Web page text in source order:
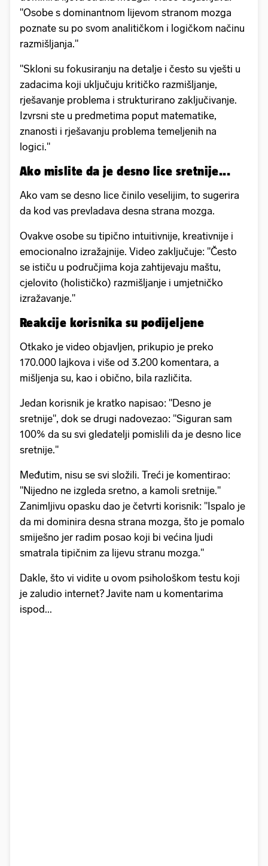
"Osobe s dominantnom lijevom stranom mozga
poznate su po svom analitičkom i logičkom načinu
razmišljanja."
"Skloni su fokusiranju na detalje i često su vješti u
zadacima koji uključuju kritičko razmišljanje,
rješavanje problema i strukturirano zaključivanje.
Izvrsni ste u predmetima poput matematike,
znanosti i rješavanju problema temeljenih na
logici."
Ako mislite da je desno lice sretnije...
Ako vam se desno lice činilo veselijim, to sugerira
da kod vas prevladava desna strana mozga.
Ovakve osobe su tipično intuitivnije, kreativnije i
emocionalno izražajnije. Video zaključuje: "Često
se ističu u područjima koja zahtijevaju maštu,
cjelovito (holističko) razmišljanje i umjetničko
izražavanje."
Reakcije korisnika su podijeljene
Otkako je video objavljen, prikupio je preko
170.000 lajkova i više od 3.200 komentara, a
mišljenja su, kao i obično, bila različita.
Jedan korisnik je kratko napisao: "Desno je
sretnije", dok se drugi nadovezao: "Siguran sam
100% da su svi gledatelji pomislili da je desno lice
sretnije."
Međutim, nisu se svi složili. Treći je komentirao:
"Nijedno ne izgleda sretno, a kamoli sretnije."
Zanimljivu opasku dao je četvrti korisnik: "Ispalo je
da mi dominira desna strana mozga, što je pomalo
smiješno jer radim posao koji bi većina ljudi
smatrala tipičnim za lijevu stranu mozga."
Dakle, što vi vidite u ovom psihološkom testu koji
je zaludio internet? Javite nam u komentarima
ispod...